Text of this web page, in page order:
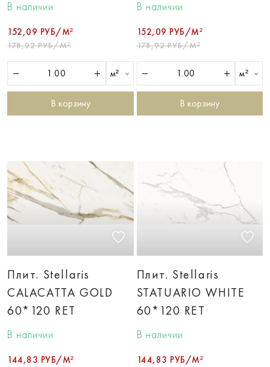
В наличии
152,09 РУБ/М²
178,92 РУБ/М²
м²
В корзину
В наличии
152,09 РУБ/М²
178,92 РУБ/М²
м²
В корзину
Плит. Stellaris
CALACATTA GOLD
60*120 RET
В наличии
144,83 РУБ/М²
Плит. Stellaris
STATUARIO WHITE
60*120 RET
В наличии
144,83 РУБ/М²